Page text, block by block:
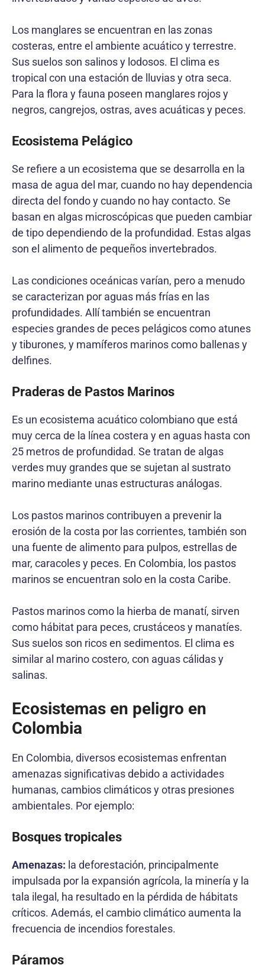
Los manglares se encuentran en las zonas
costeras, entre el ambiente acuático y terrestre.
Sus suelos son salinos y lodosos. El clima es
tropical con una estación de lluvias y otra seca.
Para la flora y fauna poseen manglares rojos y
negros, cangrejos, ostras, aves acuáticas y peces.
Ecosistema Pelágico
Se refiere a un ecosistema que se desarrolla en la
masa de agua del mar, cuando no hay dependencia
directa del fondo y cuando no hay contacto. Se
basan en algas microscópicas que pueden cambiar
de tipo dependiendo de la profundidad. Estas algas
son el alimento de pequeños invertebrados.
Las condiciones oceánicas varían, pero a menudo
se caracterizan por aguas más frías en las
profundidades. Allí también se encuentran
especies grandes de peces pelágicos como atunes
y tiburones, y mamíferos marinos como ballenas y
delfines.
Praderas de Pastos Marinos
Es un ecosistema acuático colombiano que está
muy cerca de la línea costera y en aguas hasta con
25 metros de profundidad. Se tratan de algas
verdes muy grandes que se sujetan al sustrato
marino mediante unas estructuras análogas.
Los pastos marinos contribuyen a prevenir la
erosión de la costa por las corrientes, también son
una fuente de alimento para pulpos, estrellas de
mar, caracoles y peces. En Colombia, los pastos
marinos se encuentran solo en la costa Caribe.
Pastos marinos como la hierba de manatí, sirven
como hábitat para peces, crustáceos y manatíes.
Sus suelos son ricos en sedimentos. El clima es
similar al marino costero, con aguas cálidas y
salinas.
Ecosistemas en peligro en
Colombia
En Colombia, diversos ecosistemas enfrentan
amenazas significativas debido a actividades
humanas, cambios climáticos y otras presiones
ambientales. Por ejemplo:
Bosques tropicales
Amenazas: la deforestación, principalmente
impulsada por la expansión agrícola, la minería y la
tala ilegal, ha resultado en la pérdida de hábitats
críticos. Además, el cambio climático aumenta la
frecuencia de incendios forestales.
Páramos